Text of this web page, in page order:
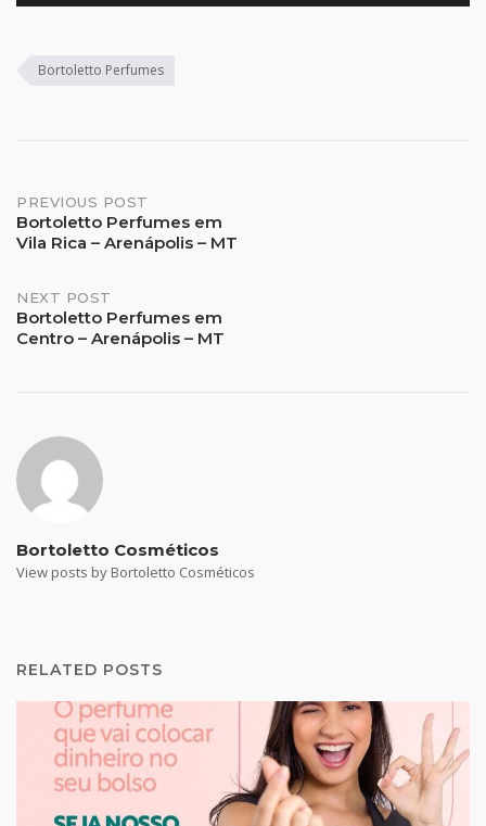
Bortoletto Perfumes
Post
navigation
PREVIOUS POST
Bortoletto Perfumes em
Vila Rica – Arenápolis – MT
NEXT POST
Bortoletto Perfumes em
Centro – Arenápolis – MT
Bortoletto Cosméticos
View posts by Bortoletto Cosméticos
RELATED POSTS